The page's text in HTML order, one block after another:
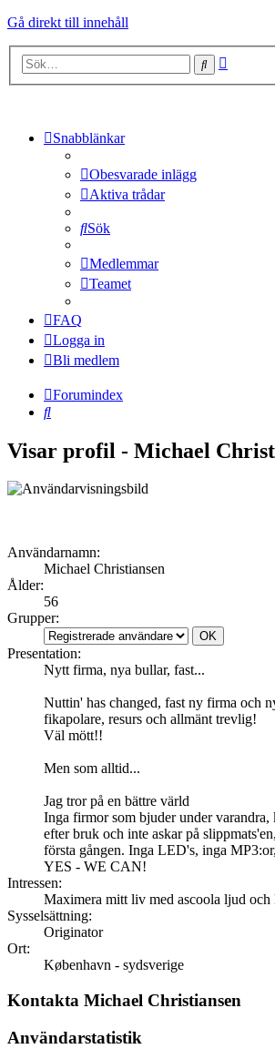
Gå direkt till innehåll
Sök
Snabblänkar
Obesvarade inlägg
Aktiva trådar
Sök
Medlemmar
Teamet
FAQ
Logga in
Bli medlem
Forumindex
Sök
Visar profil - Michael
Användarnamn:
Michael Christiansen
Ålder:
56
Grupper:
Presentation:
Nytt firma, nya bullar, fast...
Nuttin' has changed, fast ny firma och
fikapolare, resurs och allmänt trevlig!
Väl mött!!
Men som alltid...
Jag tror på en bättre värld
Inga firmor som bjuder under
efter bruk och inte askar på
första gången. Inga LED's, inga
YES - WE CAN!
Intressen:
Maximera mitt liv med ascoola ljud och
Sysselsättning:
Originator
Ort:
København - sydsverige
Kontakta Michael Christiansen
Användarstatistik